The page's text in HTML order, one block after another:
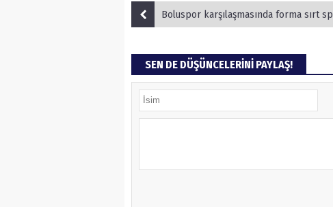
Boluspor karşılaşmasında forma sırt sponsorumuz Acarsoy Enerji oldu.
SEN DE DÜŞÜNCELERİNİ PAYLAŞ!